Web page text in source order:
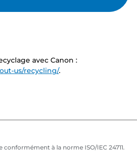
avec Canon :
us/recycling/.
à la norme ISO/IEC 24711.